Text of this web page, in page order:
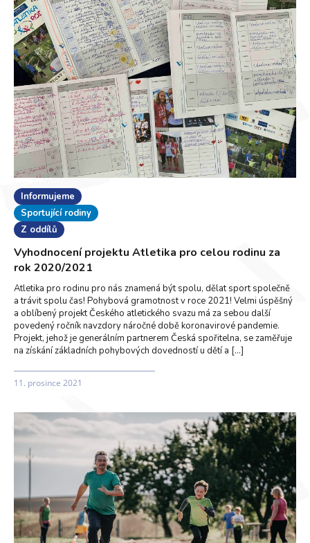
Informujeme
Sportující rodiny
Z oddílů
Vyhodnocení projektu Atletika pro celou rodinu za
rok 2020/2021
Atletika pro rodinu pro nás znamená být spolu, dělat sport společně
a trávit spolu čas! Pohybová gramotnost v roce 2021! Velmi úspěšný
a oblíbený projekt Českého atletického svazu má za sebou další
povedený ročník navzdory náročné době koronavirové pandemie.
Projekt, jehož je generálním partnerem Česká spořitelna, se zaměřuje
na získání základních pohybových dovedností u dětí a […]
11. prosince 2021